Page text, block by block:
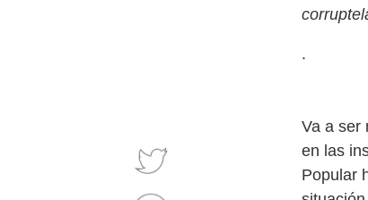
.
Va a ser
en las
Popular